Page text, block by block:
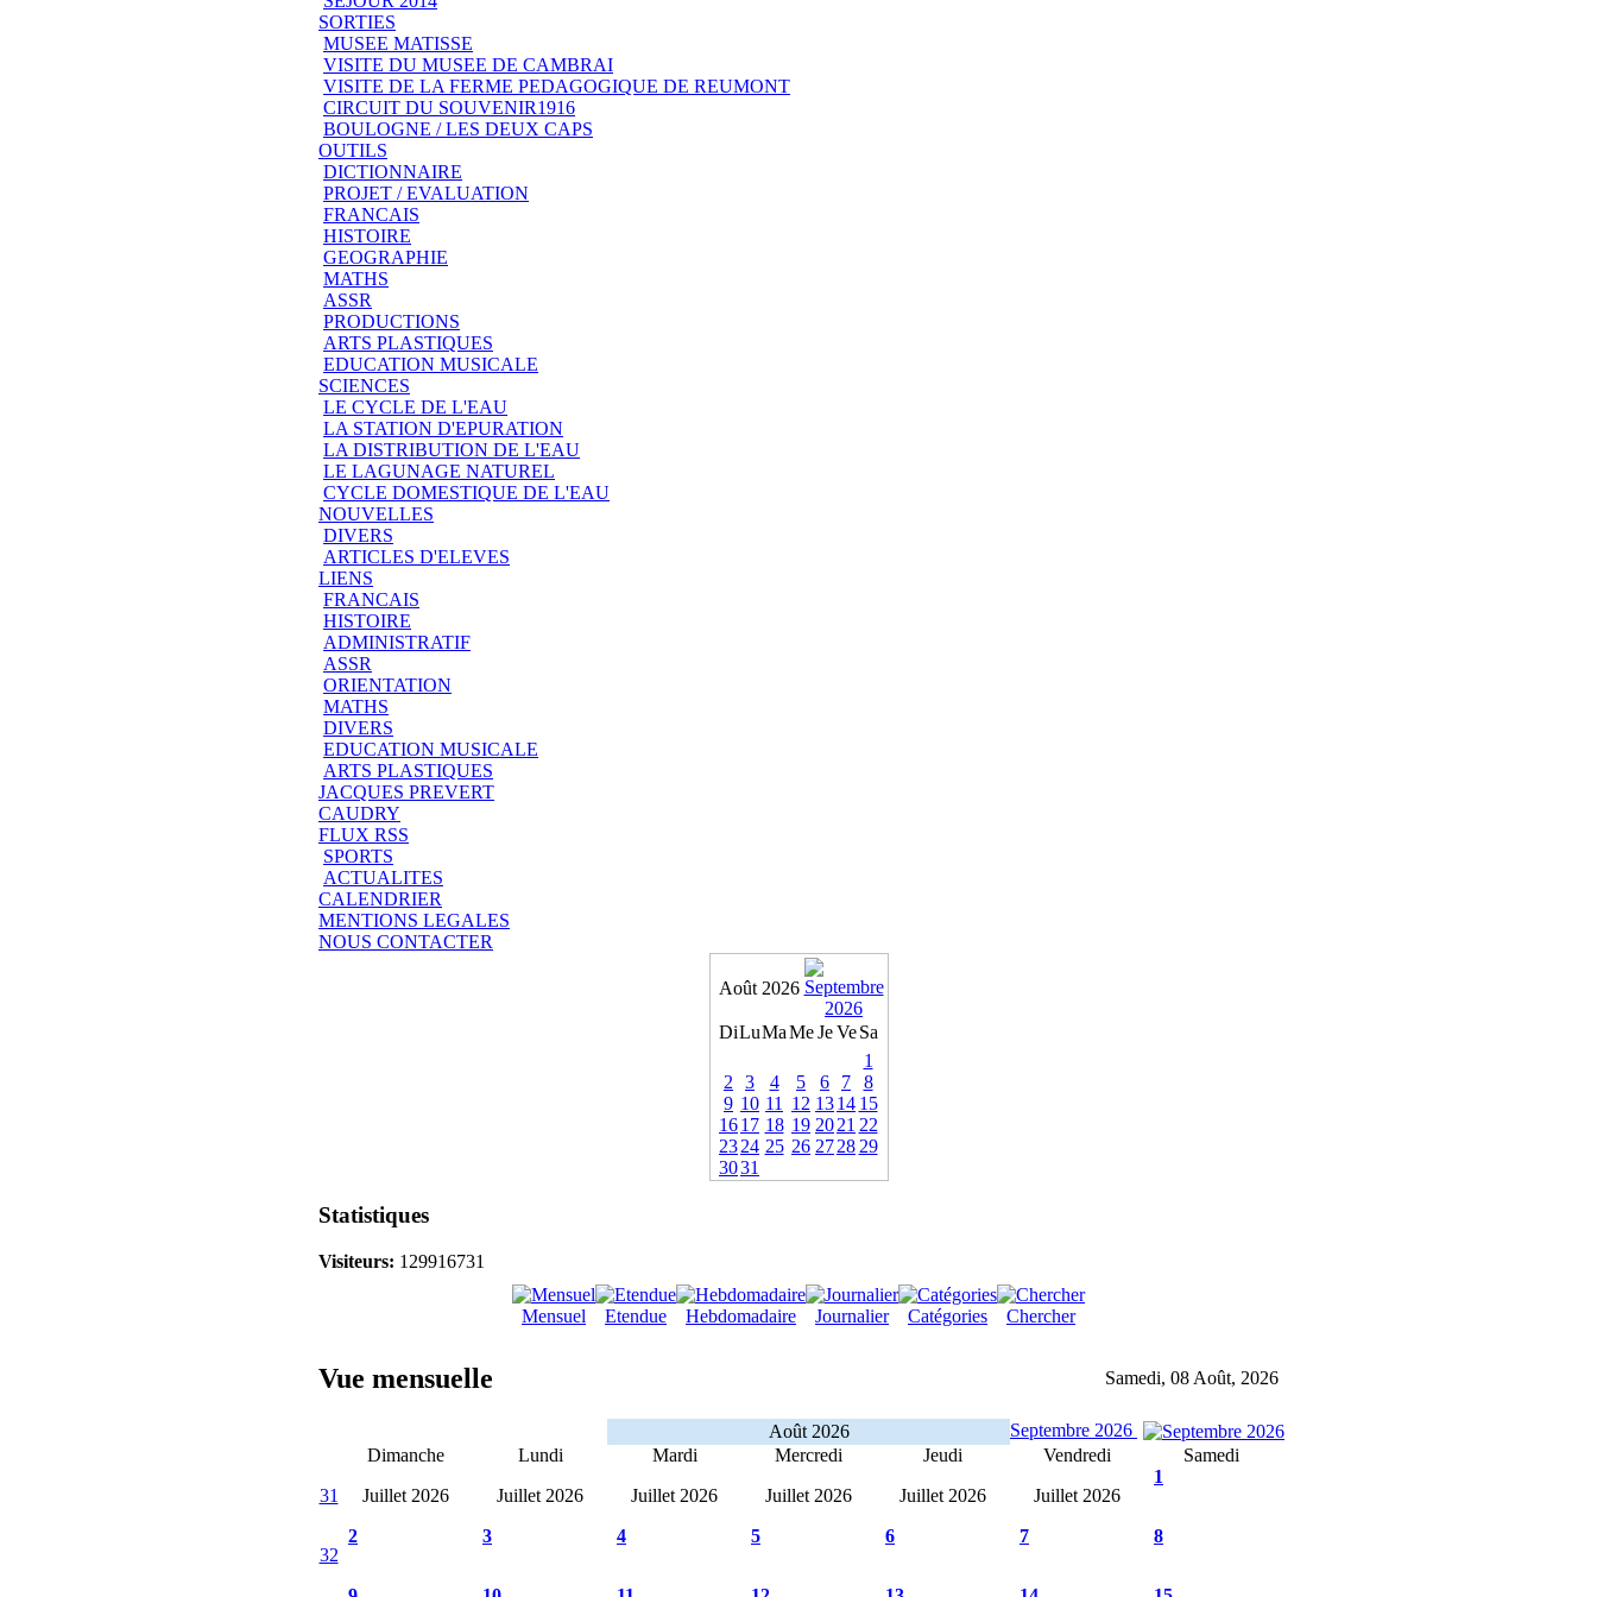
SORTIES
MUSEE MATISSE
VISITE DU MUSEE DE CAMBRAI
VISITE DE LA FERME PEDAGOGIQUE DE REUMONT
CIRCUIT DU SOUVENIR1916
BOULOGNE / LES DEUX CAPS
OUTILS
DICTIONNAIRE
PROJET / EVALUATION
FRANCAIS
HISTOIRE
GEOGRAPHIE
MATHS
ASSR
PRODUCTIONS
ARTS PLASTIQUES
EDUCATION MUSICALE
SCIENCES
LE CYCLE DE L'EAU
LA STATION D'EPURATION
LA DISTRIBUTION DE L'EAU
LE LAGUNAGE NATUREL
CYCLE DOMESTIQUE DE L'EAU
NOUVELLES
DIVERS
ARTICLES D'ELEVES
LIENS
FRANCAIS
HISTOIRE
ADMINISTRATIF
ASSR
ORIENTATION
MATHS
DIVERS
EDUCATION MUSICALE
ARTS PLASTIQUES
JACQUES PREVERT
CAUDRY
FLUX RSS
SPORTS
ACTUALITES
CALENDRIER
MENTIONS LEGALES
NOUS CONTACTER
Août 2026
DiLuMaMe Je Ve Sa
1
2
3 4 5 6 7
8
9 10 11 12 1314 15
1617 18 19 2021 22
2324 25 26 2728 29
3031
Statistiques
Visiteurs: 129916731
Mensuel Etendue Hebdomadaire Journalier Catégories Chercher
Vue mensuelle Samedi, 08 Août, 2026
Août 2026
Septembre 2026
Dimanche
Lundi Mardi Mercredi Jeudi Vendredi
Samedi
31
Juillet 2026 Juillet 2026 Juillet 2026 Juillet 2026 Juillet 2026 Juillet 2026
1
32
2 3 4 5 6 7 8